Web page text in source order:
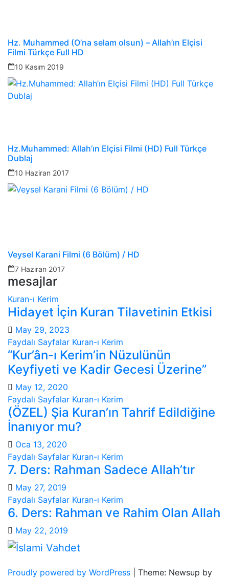
Hz. Muhammed (O’na selam olsun) – Allah’ın Elçisi
Filmi Türkçe Full HD
10 Kasım 2019
Hz.Muhammed: Allah’ın Elçisi Filmi (HD) Full Türkçe
Dublaj
10 Haziran 2017
Veysel Karani Filmi (6 Bölüm) / HD
7 Haziran 2017
mesajlar
Kuran-ı Kerim
Hidayet İçin Kuran Tilavetinin Etkisi
May 29, 2023
Faydalı Sayfalar Kuran-ı Kerim
“Kur’ân-ı Kerim’in Nüzulünün
Keyfiyeti ve Kadir Gecesi Üzerine”
May 12, 2020
Faydalı Sayfalar Kuran-ı Kerim
(ÖZEL) Şia Kuran’ın Tahrif Edildiğine
İnanıyor mu?
Oca 13, 2020
Faydalı Sayfalar Kuran-ı Kerim
7. Ders: Rahman Sadece Allah’tır
May 27, 2019
Faydalı Sayfalar Kuran-ı Kerim
6. Ders: Rahman ve Rahim Olan Allah
May 22, 2019
Proudly powered by WordPress Theme: Newsup by